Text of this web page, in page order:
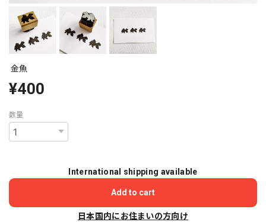
金魚
¥400
数量
International shipping available
Add to cart
日本国内にお住まいの方向け